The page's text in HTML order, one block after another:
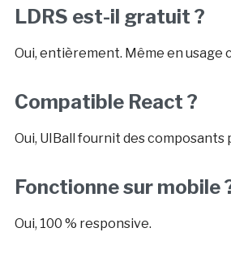
LDRS est-il gratuit ?
Oui, entièrement. Même en usage
Compatible React ?
Oui, UIBall fournit des composants
Fonctionne sur mobile
Oui, 100 % responsive.